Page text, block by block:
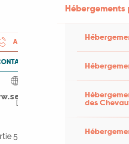
des
APPELER
NOUS
57